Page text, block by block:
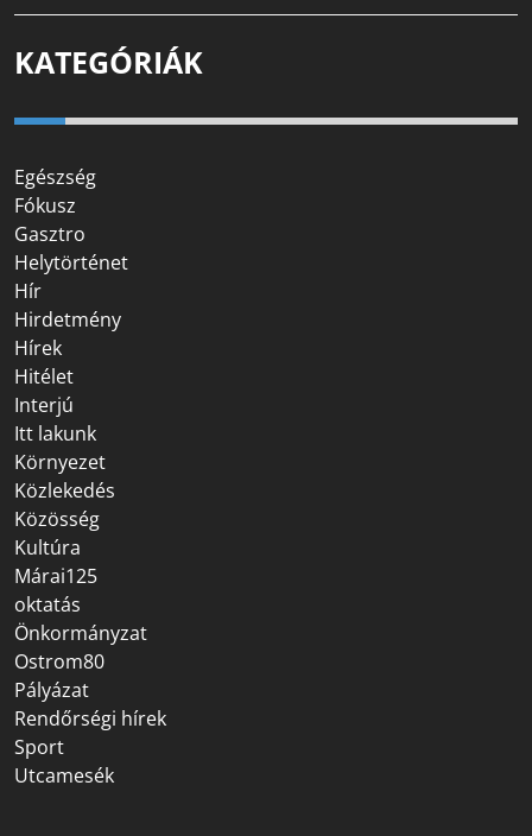
KATEGÓRIÁK
Egészség
Fókusz
Gasztro
Helytörténet
Hír
Hirdetmény
Hírek
Hitélet
Interjú
Itt lakunk
Környezet
Közlekedés
Közösség
Kultúra
Márai125
oktatás
Önkormányzat
Ostrom80
Pályázat
Rendőrségi hírek
Sport
Utcamesék